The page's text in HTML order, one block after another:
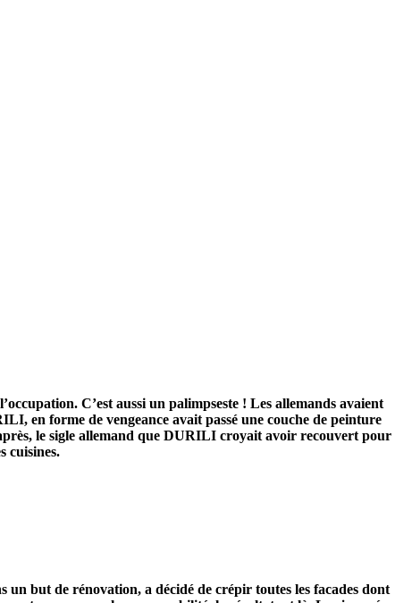
C’est aussi un palimpseste ! Les allemands avaient
en forme de vengeance avait passé une couche de peinture
le sigle allemand que DURILI croyait avoir recouvert pour
cuisines.
but de rénovation, a décidé de crépir toutes les facades dont